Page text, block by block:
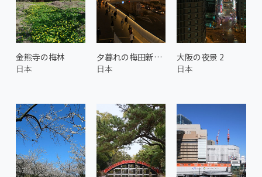
金熊寺の梅林
日本
夕暮れの梅田新歩道橋
日本
大阪の夜景 2
日本